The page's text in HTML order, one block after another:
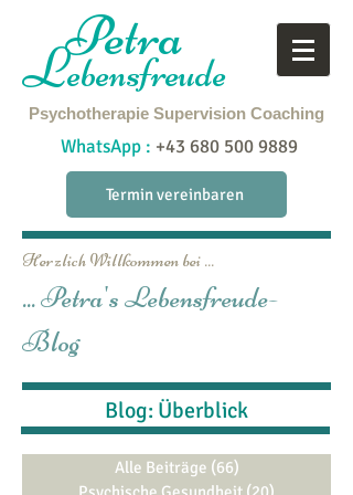
Petra
Lebensfreude
Psychotherapie Supervision Coaching
WhatsApp : +43 680 500 9889
Termin vereinbaren
Herzlich Willkommen bei ...
... Petra's Lebensfreude-
Blog
Blog: Überblick
Alle Beiträge (66)